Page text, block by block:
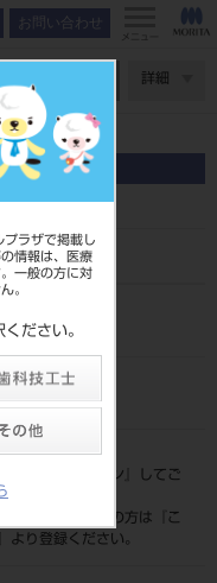
プラザで掲載し
情報は、医療
一般の方に対
。
ださい。
お問い合わせ
メニュー
詳細
コード
格
ログイン
』してご
さい。
会員登録がまだの方は『
こ
』より登録ください。